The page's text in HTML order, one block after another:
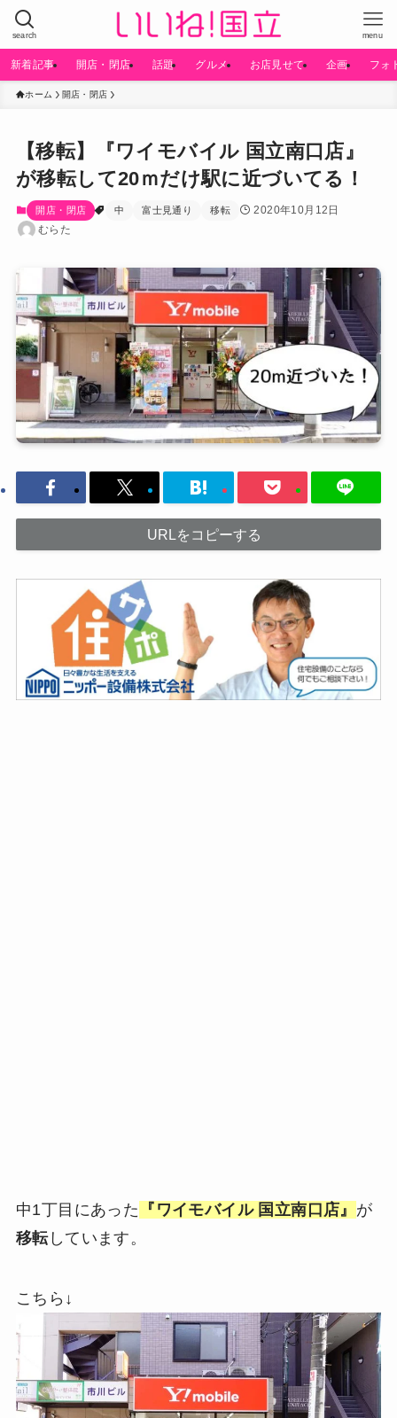
search menu
新着記事 開店・閉店 話題 グルメ お店見せて 企画 フォ
ホーム 開店・閉店
【移転】『ワイモバイル 国立南口店』
が移転して20ｍだけ駅に近づいてる！
開店・閉店 中 富士見通り 移転
2020年10月12日
むらた
URLをコピーする
中1丁目にあった 『ワイモバイル 国立南口店』 が
移転しています。
こちら↓